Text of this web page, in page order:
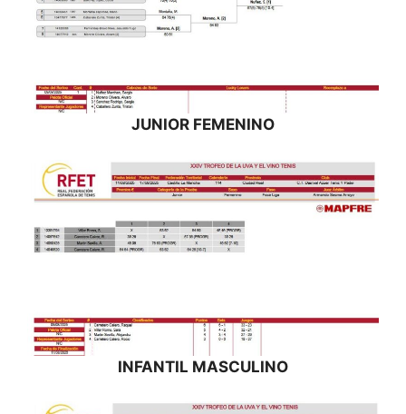
JUNIOR FEMENINO
INFANTIL MASCULINO